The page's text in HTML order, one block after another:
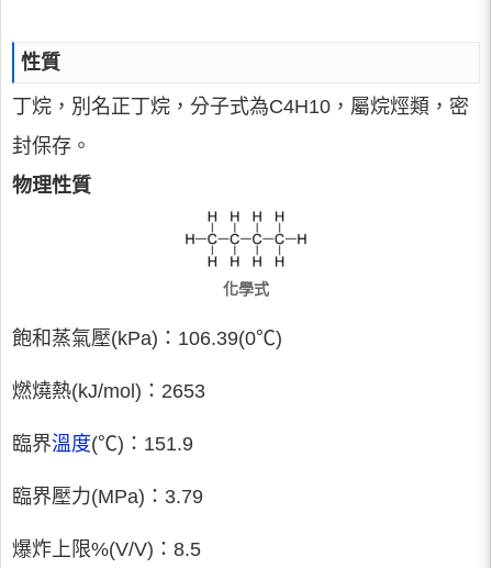
性質
丁烷，別名正丁烷，分子式為C4H10，屬烷烴類，密
封保存。
物理性質
化學式
飽和蒸氣壓(kPa)：106.39(0℃)
燃燒熱(kJ/mol)：2653
臨界溫度(℃)：151.9
臨界壓力(MPa)：3.79
爆炸上限%(V/V)：8.5